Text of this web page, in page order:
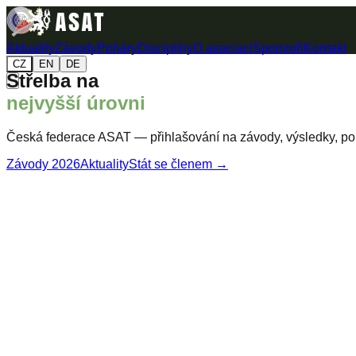
AktualityZávodyPoháryDisciplínyO asociaciSponzořiKontakt
CZ EN DE
Střelba na
nejvyšší úrovni
Česká federace ASAT — přihlašování na závody, výsledky,
Závody 2026AktualityStát se členem →